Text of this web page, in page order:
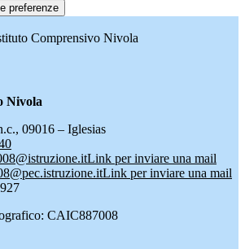
preferenze
Comprensivo Nivola
Nivola
09016 – Iglesias
Link per inviare una mail
Link per inviare una mail
CAIC887008